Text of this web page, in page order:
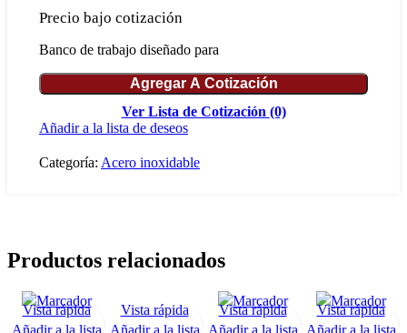
Precio bajo cotización
Banco de trabajo diseñado para
Agregar A Cotización
Ver Lista de Cotización (0)
Añadir a la lista de deseos
Categoría: Acero inoxidable
Productos relacionados
Solicitar
Vista rápida
Añadir a la lista
Solicitar
Vista rápida
Añadir a la lista
Solicitar
Vista rápida
Añadir a la lista
Solicitar
Vista rápida
Añadir a la lista